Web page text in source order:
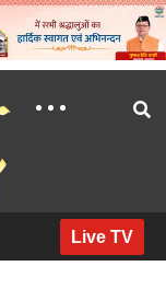
Live TV